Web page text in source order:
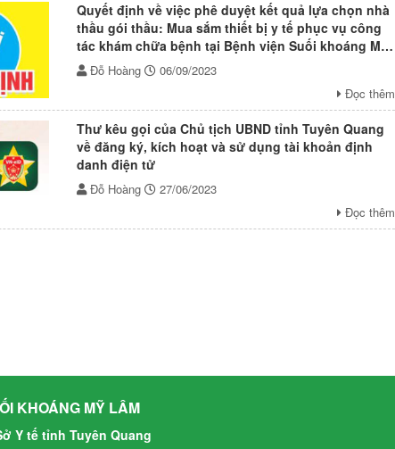
Quyết định về việc phê duyệt kết quả lựa chọn nhà
thầu gói thầu: Mua sắm thiết bị y tế phục vụ công
tác khám chữa bệnh tại Bệnh viện Suối khoáng Mỹ
Lâm, tỉnh Tuyên Quang năm 2023
Đỗ Hoàng
06/09/2023
Đọc thêm
Thư kêu gọi của Chủ tịch UBND tỉnh Tuyên Quang
về đăng ký, kích hoạt và sử dụng tài khoản định
danh điện tử
Đỗ Hoàng
27/06/2023
Đọc thêm
KHOÁNG MỸ LÂM
Y tế tỉnh Tuyên Quang